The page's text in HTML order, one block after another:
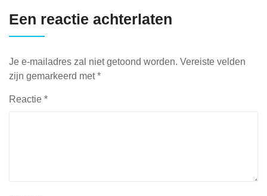
Een reactie achterlaten
Je e-mailadres zal niet getoond worden. Vereiste velden
zijn gemarkeerd met*
Reactie *